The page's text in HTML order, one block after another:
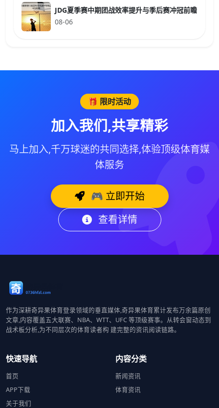
JDG夏季赛中期团战效率提升与季后赛冲冠前瞻
08-06
🎁 限时活动
加入我们,共享精彩
马上加入,千万球迷的共同选择,体验顶级体育媒
体服务
🎮 立即开始
查看详情
作为深耕奇异果体育登录领域的垂直媒体,奇异果体育累计发布万余篇原创
文章,内容覆盖五大联赛、NBA、WTT、UFC 等顶级赛事。从转会窗动态到
战术板分析,为不同层次的体育读者构 建完整的资讯阅读链路。
快速导航
首页
APP下载
关于我们
内容分类
新闻资讯
体育资讯